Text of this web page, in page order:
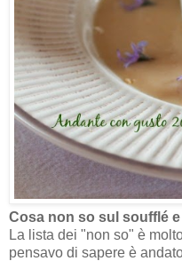
Cosa non so sul soufflé
La lista dei "non so" è
pensavo di sapere è